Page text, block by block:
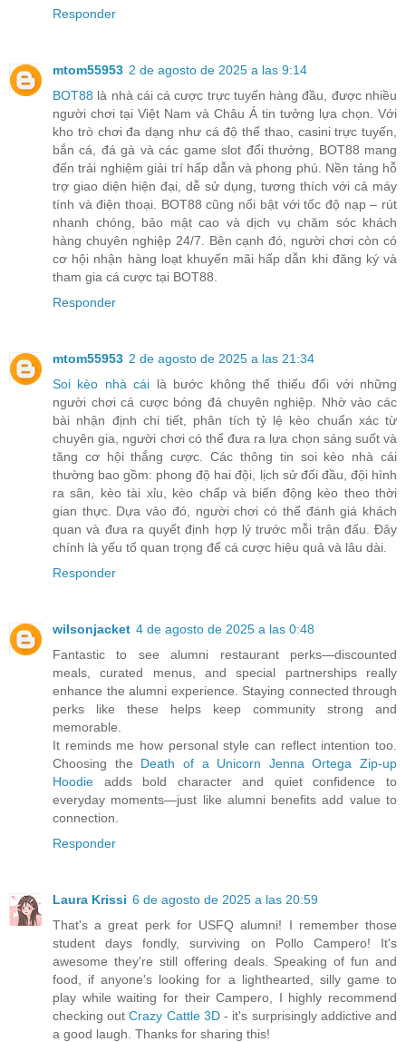
Responder
mtom55953 2 de agosto de 2025 a las 9:14
BOT88 là nhà cái cá cược trực tuyến hàng đầu, được nhiều
người chơi tại Việt Nam và Châu Á tin tưởng lựa chọn. Với
kho trò chơi đa dạng như cá độ thể thao, casini trực tuyến,
bắn cá, đá gà và các game slot đổi thưởng, BOT88 mang
đến trải nghiệm giải trí hấp dẫn và phong phú. Nền tảng hỗ
trợ giao diện hiện đại, dễ sử dụng, tương thích với cả máy
tính và điện thoại. BOT88 cũng nổi bật với tốc độ nạp – rút
nhanh chóng, bảo mật cao và dịch vụ chăm sóc khách
hàng chuyên nghiệp 24/7. Bên cạnh đó, người chơi còn có
cơ hội nhận hàng loạt khuyến mãi hấp dẫn khi đăng ký và
tham gia cá cược tại BOT88.
Responder
mtom55953 2 de agosto de 2025 a las 21:34
Soi kèo nhà cái là bước không thể thiếu đối với những
người chơi cá cược bóng đá chuyên nghiệp. Nhờ vào các
bài nhận định chi tiết, phân tích tỷ lệ kèo chuẩn xác từ
chuyên gia, người chơi có thể đưa ra lựa chọn sáng suốt và
tăng cơ hội thắng cược. Các thông tin soi kèo nhà cái
thường bao gồm: phong độ hai đội, lịch sử đối đầu, đội hình
ra sân, kèo tài xỉu, kèo chấp và biến động kèo theo thời
gian thực. Dựa vào đó, người chơi có thể đánh giá khách
quan và đưa ra quyết định hợp lý trước mỗi trận đấu. Đây
chính là yếu tố quan trọng để cá cược hiệu quả và lâu dài.
Responder
wilsonjacket 4 de agosto de 2025 a las 0:48
Fantastic to see alumni restaurant perks—discounted
meals, curated menus, and special partnerships really
enhance the alumni experience. Staying connected through
perks like these helps keep community strong and
memorable.
It reminds me how personal style can reflect intention too.
Choosing the Death of a Unicorn Jenna Ortega Zip‑up
Hoodie adds bold character and quiet confidence to
everyday moments—just like alumni benefits add value to
connection.
Responder
Laura Krissi 6 de agosto de 2025 a las 20:59
That's a great perk for USFQ alumni! I remember those
student days fondly, surviving on Pollo Campero! It's
awesome they're still offering deals. Speaking of fun and
food, if anyone's looking for a lighthearted, silly game to
play while waiting for their Campero, I highly recommend
checking outCrazy Cattle 3D- it's surprisingly addictive and
a good laugh. Thanks for sharing this!